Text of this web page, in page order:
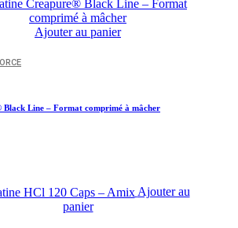
Ajouter au panier
Line – Format comprimé à mâcher
Ajouter au
panier